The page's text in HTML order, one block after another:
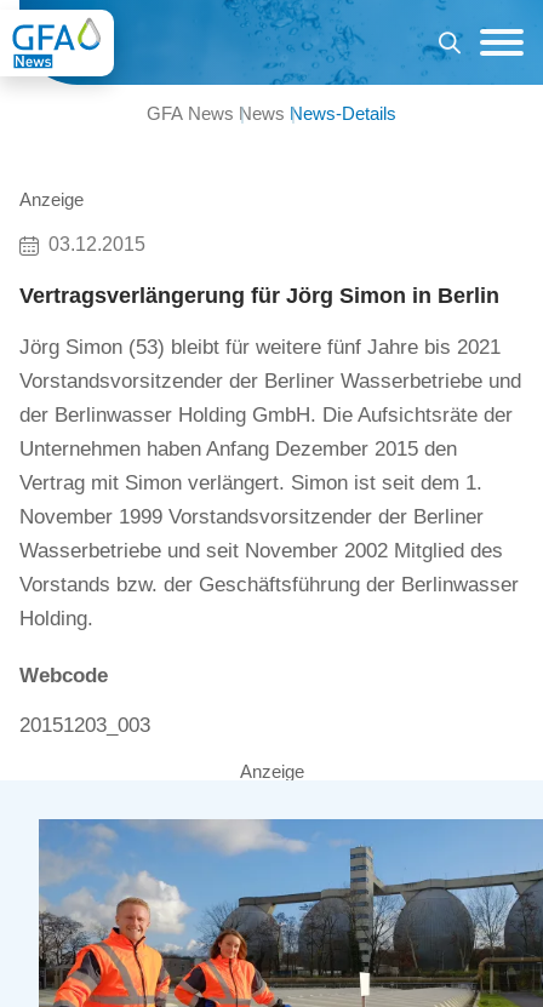
GFA News News News-Details
Anzeige
03.12.2015
Vertragsverlängerung für Jörg Simon in Berlin
Jörg Simon (53) bleibt für weitere fünf Jahre bis 2021
Vorstandsvorsitzender der Berliner Wasserbetriebe und
der Berlinwasser Holding GmbH. Die Aufsichtsräte der
Unternehmen haben Anfang Dezember 2015 den
Vertrag mit Simon verlängert. Simon ist seit dem 1.
November 1999 Vorstandsvorsitzender der Berliner
Wasserbetriebe und seit November 2002 Mitglied des
Vorstands bzw. der Geschäftsführung der Berlinwasser
Holding.
Webcode
20151203_003
Anzeige